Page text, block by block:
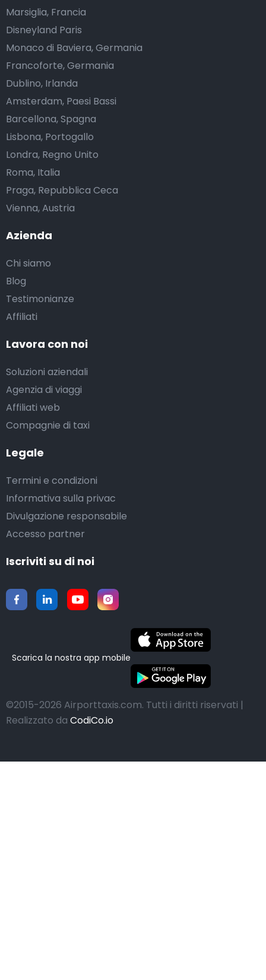
Azienda
Chi siamo
Blog
Testimonianze
Affiliati
Lavora con noi
Soluzioni aziendali
Agenzia di viaggi
Affiliati web
Compagnie di taxi
Legale
Termini e condizioni
Informativa sulla privac
Divulgazione responsabile
Accesso partner
Marsiglia, Francia
Disneyland Paris
Monaco di Baviera, Germania
Francoforte, Germania
Dublino, Irlanda
Amsterdam, Paesi Bassi
Barcellona, Spagna
Lisbona, Portogallo
Londra, Regno Unito
Roma, Italia
Praga, Repubblica Ceca
Vienna, Austria
Iscriviti su di noi
Scarica la nostra app mobile
©2015-2026 Airporttaxis.com. Tutti i diritti riservati |
Realizzato da CodiCo.io